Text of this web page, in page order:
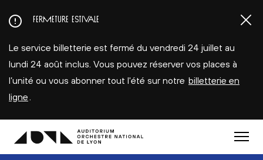
au
principal
FERMETURE ESTIVALE
Le service billetterie est fermé du vendredi 24 juillet au
lundi 24 août inclus. Vous pouvez réserver vos places à
l’unité ou vous abonner tout l'été sur notre billetterie en
ligne
Menu